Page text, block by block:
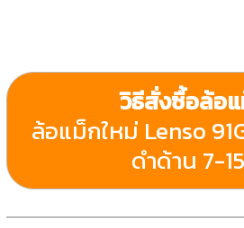
วิธีสั่งซื้อล้อ
ล้อแม็กใหม่ Lenso
ดำด้าน 7-